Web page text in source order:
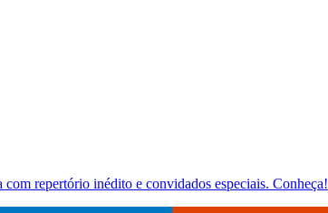
repertório inédito e convidados especiais. Conheça!